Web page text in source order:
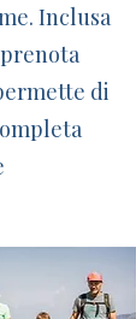
Inclusa
di